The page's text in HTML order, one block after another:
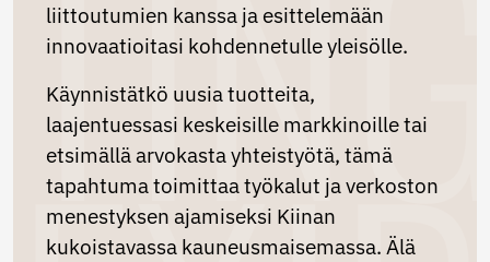
liittoutumien kanssa ja esittelemään
innovaatioitasi kohdennetulle yleisölle.
Käynnistätkö uusia tuotteita,
laajentuessasi keskeisille markkinoille tai
etsimällä arvokasta yhteistyötä, tämä
tapahtuma toimittaa työkalut ja verkoston
menestyksen ajamiseksi Kiinan
kukoistavassa kauneusmaisemassa. Älä